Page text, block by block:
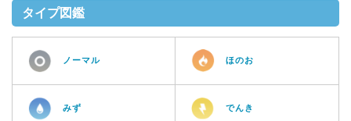
タイプ図鑑
ノーマル ほのお
みず でんき